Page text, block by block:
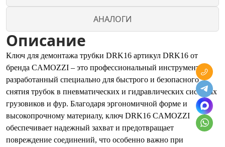
АНАЛОГИ
Описание
Ключ для демонтажа трубки DRK16 артикул DRK16 от
бренда CAMOZZI – это профессиональный инструмент,
разработанный специально для быстрого и безопасного
снятия трубок в пневматических и гидравлических системах
грузовиков и фур. Благодаря эргономичной форме и
высокопрочному материалу, ключ DRK16 CAMOZZI
обеспечивает надежный захват и предотвращает
повреждение соединений, что особенно важно при